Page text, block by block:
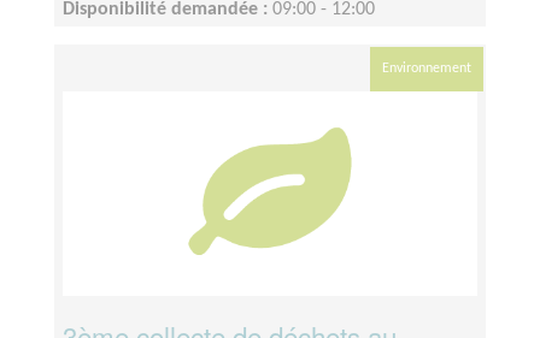
Disponibilité demandée : 09:00 - 12:00
Environnement